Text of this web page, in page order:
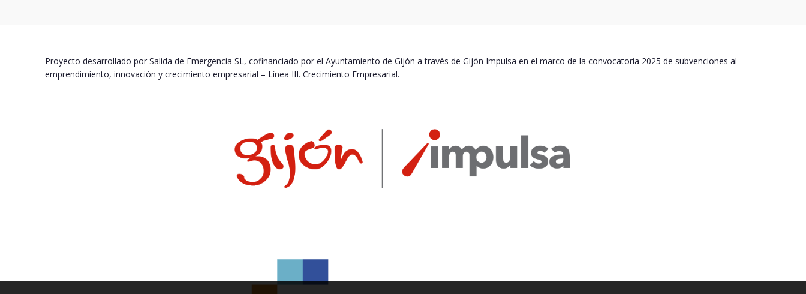
Proyecto desarrollado por Salida de Emergencia SL, cofinanciado por el Ayuntamiento de Gijón a través de Gijón Impulsa en el marco de la convocatoria 2025 de subvenciones al
emprendimiento, innovación y crecimiento empresarial – Línea III. Crecimiento Empresarial.